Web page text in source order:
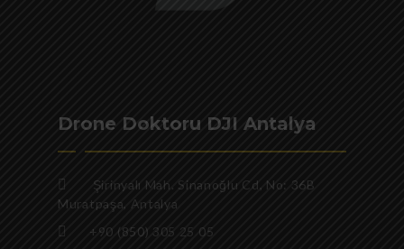
Drone Doktoru DJI Antalya
Şirinyalı Mah. Sinanoğlu Cd, No: 36B
Muratpaşa, Antalya
+90 (850) 305 25 05